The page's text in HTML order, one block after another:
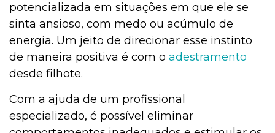
potencializada em situações em que ele se
sinta ansioso, com medo ou acúmulo de
energia. Um jeito de direcionar esse instinto
de maneira positiva é com o adestramento
desde filhote.
Com a ajuda de um profissional
especializado, é possível eliminar